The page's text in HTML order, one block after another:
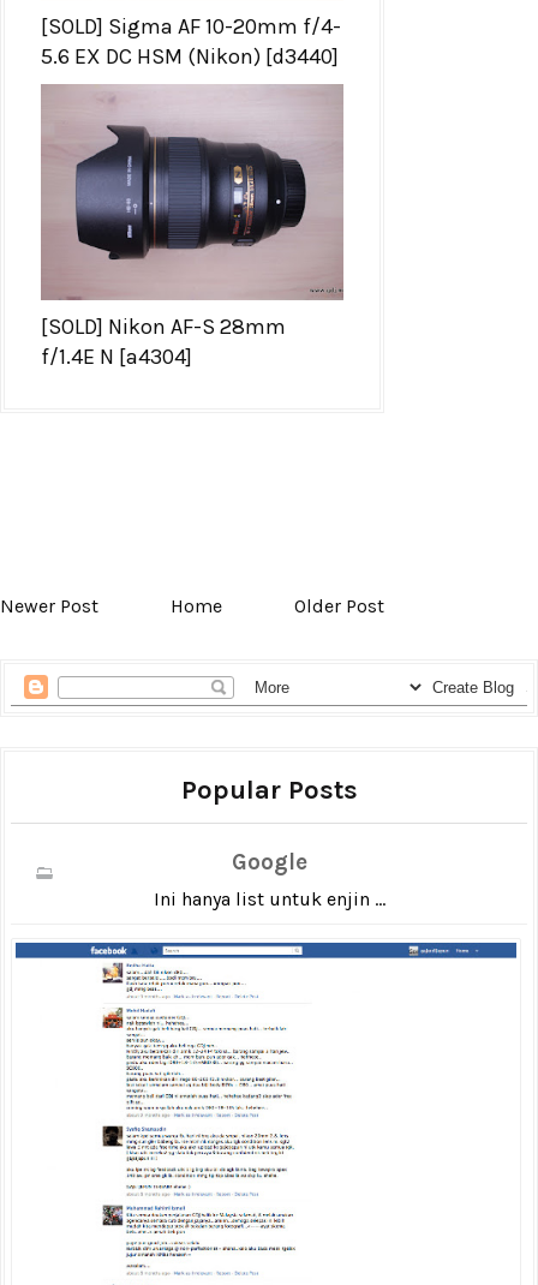
[SOLD] Sigma AF 10-20mm f/4-
5.6 EX DC HSM (Nikon) [d3440]
[SOLD] Nikon AF-S 28mm
f/1.4E N [a4304]
Newer Post Home Older Post
Popular Posts
Google
Ini hanya list untuk enjin ...